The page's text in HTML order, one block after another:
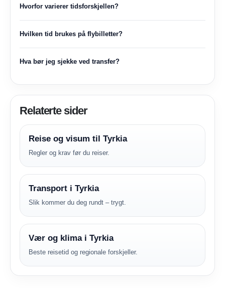
Hvorfor varierer tidsforskjellen?
Hvilken tid brukes på flybilletter?
Hva bør jeg sjekke ved transfer?
Relaterte sider
Reise og visum til Tyrkia
Regler og krav før du reiser.
Transport i Tyrkia
Slik kommer du deg rundt – trygt.
Vær og klima i Tyrkia
Beste reisetid og regionale forskjeller.